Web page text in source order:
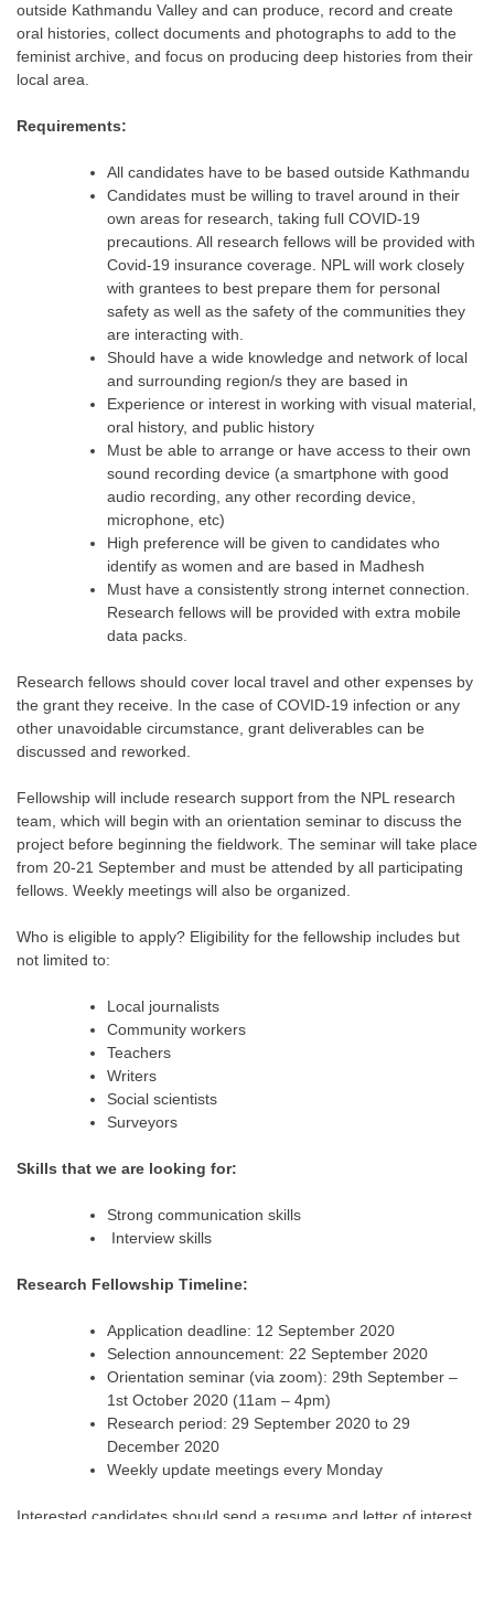
outside Kathmandu Valley and can produce, record and create
oral histories, collect documents and photographs to add to the
feminist archive, and focus on producing deep histories from their
local area.
Requirements:
All candidates have to be based outside Kathmandu
Candidates must be willing to travel around in their
own areas for research, taking full COVID-19
precautions. All research fellows will be provided with
Covid-19 insurance coverage. NPL will work closely
with grantees to best prepare them for personal
safety as well as the safety of the communities they
are interacting with.
Should have a wide knowledge and network of local
and surrounding region/s they are based in
Experience or interest in working with visual material,
oral history, and public history
Must be able to arrange or have access to their own
sound recording device (a smartphone with good
audio recording, any other recording device,
microphone, etc)
High preference will be given to candidates who
identify as women and are based in Madhesh
Must have a consistently strong internet connection.
Research fellows will be provided with extra mobile
data packs.
Research fellows should cover local travel and other expenses by
the grant they receive. In the case of COVID-19 infection or any
other unavoidable circumstance, grant deliverables can be
discussed and reworked.
Fellowship will include research support from the NPL research
team, which will begin with an orientation seminar to discuss the
project before beginning the fieldwork. The seminar will take place
from 20-21 September and must be attended by all participating
fellows. Weekly meetings will also be organized.
Who is eligible to apply? Eligibility for the fellowship includes but
not limited to:
Local journalists
Community workers
Teachers
Writers
Social scientists
Surveyors
Skills that we are looking for:
Strong communication skills
Interview skills
Research Fellowship Timeline:
Application deadline: 12 September 2020
Selection announcement: 22 September 2020
Orientation seminar (via zoom): 29th September –
1st October 2020 (11am – 4pm)
Research period: 29 September 2020 to 29
December 2020
Weekly update meetings every Monday
Interested candidates should send a resume and letter of interest